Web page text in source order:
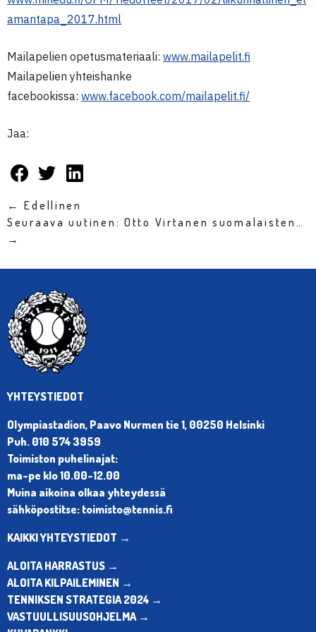
amantapa_2017.html
Mailapelien opetusmateriaali: www.mailapelit.fi
Mailapelien yhteishanke
facebookissa: www.facebook.com/mailapelit.fi/
Jaa:
← Edellinen
Seuraava uutinen: Otto Virtanen suomalaisten…
→
YHTEYSTIEDOT
Olympiastadion, Paavo Nurmen tie 1, 00250 Helsinki
Puh. 010 574 3959
Toimiston puhelinajat:
ma-pe klo 10.00-12.00
Muina aikoina olkaa yhteydessä
sähköpostitse: toimisto@tennis.fi
KAIKKI YHTEYSTIEDOT →
ALOITA HARRASTUS →
ALOITA KILPAILEMINEN →
TENNIKSEN STRATEGIA 2024 →
VASTUULLISUUSOHJELMA →